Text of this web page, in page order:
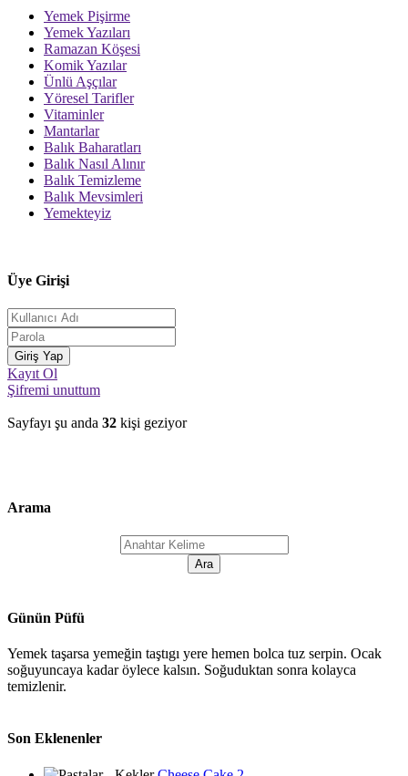
Yemek Pişirme
Yemek Yazıları
Ramazan Köşesi
Komik Yazılar
Ünlü Aşçılar
Yöresel Tarifler
Vitaminler
Mantarlar
Balık Baharatları
Balık Nasıl Alınır
Balık Temizleme
Balık Mevsimleri
Yemekteyiz
Üye Girişi
Kayıt Ol
Şifremi unuttum
Sayfayı şu anda 32 kişi geziyor
Arama
Günün Püfü
Yemek taşarsa yemeğin taştıgı yere hemen bolca tuz serpin. Ocak
soğuyuncaya kadar öylece kalsın. Soğuduktan sonra kolayca
temizlenir.
Son Eklenenler